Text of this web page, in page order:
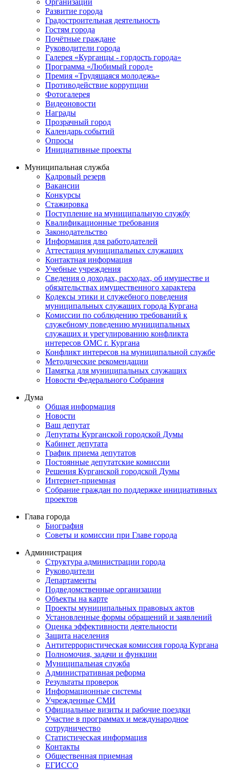
Развитие города
Градостроительная деятельность
Гостям города
Почётные граждане
Руководители города
Галерея «Курганцы - гордость города»
Программа «Любимый город»
Премия «Трудящаяся молодежь»
Противодействие коррупции
Фотогалерея
Видеоновости
Награды
Прозрачный город
Календарь событий
Опросы
Инициативные проекты
Муниципальная служба
Кадровый резерв
Вакансии
Конкурсы
Стажировка
Поступление на муниципальную службу
Квалификационные требования
Законодательство
Информация для работодателей
Аттестация муниципальных служащих
Контактная информация
Учебные учреждения
Сведения о доходах, расходах, об имуществе и
обязательствах имущественного характера
Кодексы этики и служебного поведения
муниципальных служащих города Кургана
Комиссии по соблюдению требований к
служебному поведению муниципальных
служащих и урегулированию конфликта
интересов ОМС г. Кургана
Конфликт интересов на муниципальной службе
Методические рекомендации
Памятка для муниципальных служащих
Новости Федерального Cобрания
Дума
Общая информация
Новости
Ваш депутат
Депутаты Курганской городской Думы
Кабинет депутата
График приема депутатов
Постоянные депутатские комиссии
Решения Курганской городской Думы
Интернет-приемная
Собрание граждан по поддержке инициативных
проектов
Глава города
Биография
Советы и комиссии при Главе города
Администрация
Структура администрации города
Руководители
Департаменты
Подведомственные организации
Объекты на карте
Проекты муниципальных правовых актов
Установленные формы обращений и заявлений
Оценка эффективности деятельности
Защита населения
Антитеррористическая комиссия города Кургана
Полномочия, задачи и функции
Муниципальная служба
Административная реформа
Результаты проверок
Информационные системы
Учрежденные СМИ
Официальные визиты и рабочие поездки
Участие в программах и международное
сотрудничество
Статистическая информация
Контакты
Общественная приемная
ЕГИССО